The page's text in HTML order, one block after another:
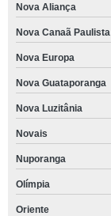
Nova Aliança
Nova Canaã Paulista
Nova Europa
Nova Guataporanga
Nova Luzitânia
Novais
Nuporanga
Olímpia
Oriente